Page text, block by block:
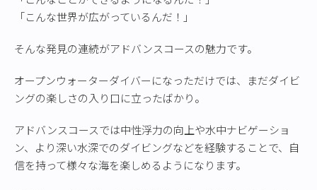
「こんな世界が広がっているんだ！」
そんな発見の連続がアドバンスコースの魅力です。
オープンウォーターダイバーになっただけでは、まだダイビ
ングの楽しさの入り口に立ったばかり。
アドバンスコースでは中性浮力の向上や水中ナビゲーショ
ン、より深い水深でのダイビングなどを経験することで、自
信を持って様々な海を楽しめるようになります。